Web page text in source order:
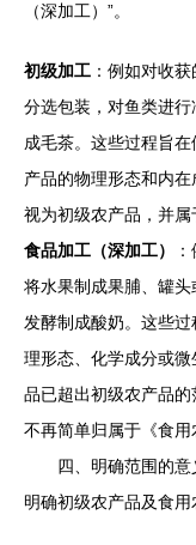
（深加工）”。
初级加工 ：例如对收
分选包装，对鱼类进
成毛茶。这些过程旨
产品的物理形态和内
视为初级农产品，并属
食品加工（深加工）
将水果制成果脯、罐
发酵制成酸奶。这些
理形态、化学成分或
品已超出初级农产品
不再简单归属于《食用
四、明确范围的意
明确初级农产品及食